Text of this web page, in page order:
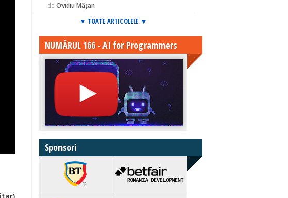
de Ovidiu Mățan
▼ TOATE ARTICOLELE ▼
NUMĂRUL 166 - AI for Programmers
Sponsori